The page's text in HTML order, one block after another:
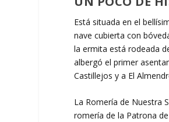
Está situada en el
nave cubierta con
la ermita está rodeada
albergó el primer
Castillejos y a El
La Romería de Nuestra
romería de la Patrona